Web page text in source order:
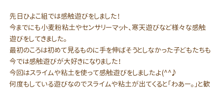
先日ひよこ組では感触遊びをしました！
今までにも小麦粉粘土やセンサリーマット、寒天遊びなど様々な感触
遊びをしてきました。
最初のころは初めて見るものに手を伸ばそうとしなかった子どもたちも
今では感触遊びが大好きになりました！
今回はスライムや粘土を使って感触遊びをしましたよ(^^♪
何度もしている遊びなのでスライムや粘土が出てくると「わあー。」と歓